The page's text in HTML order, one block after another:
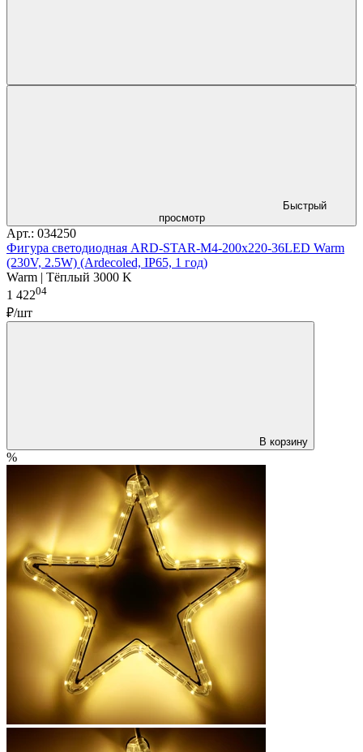
Быстрый
просмотр
Арт.: 034250
Фигура светодиодная ARD-STAR-M4-200x220-36LED Warm
(230V, 2.5W) (Ardecoled, IP65, 1 год)
Warm | Тёплый 3000 K
1 42204
₽/шт
В корзину
%